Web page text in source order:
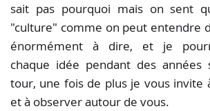
sait pas pourquoi mais on sent
"culture" comme on peut entendre
énormément à dire, et je
chaque idée pendant des
tour, une fois de plus je vous invite
et à observer autour de vous.